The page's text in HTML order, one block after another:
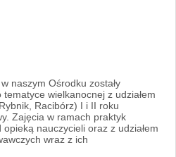
naszym Ośrodku zostały
wielkanocnej z udziałem
Racibórz) I i II roku
Zajęcia w ramach praktyk
nauczycieli oraz z udziałem
wraz z ich